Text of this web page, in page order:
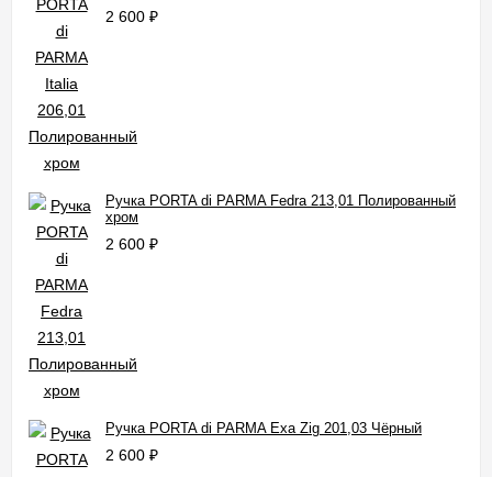
2 600 ₽
Ручка PORTA di PARMA Fedra 213,01 Полированный
хром
2 600 ₽
Ручка PORTA di PARMA Exa Zig 201,03 Чёрный
2 600 ₽